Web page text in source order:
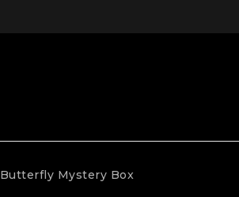
Butterfly Mystery Box